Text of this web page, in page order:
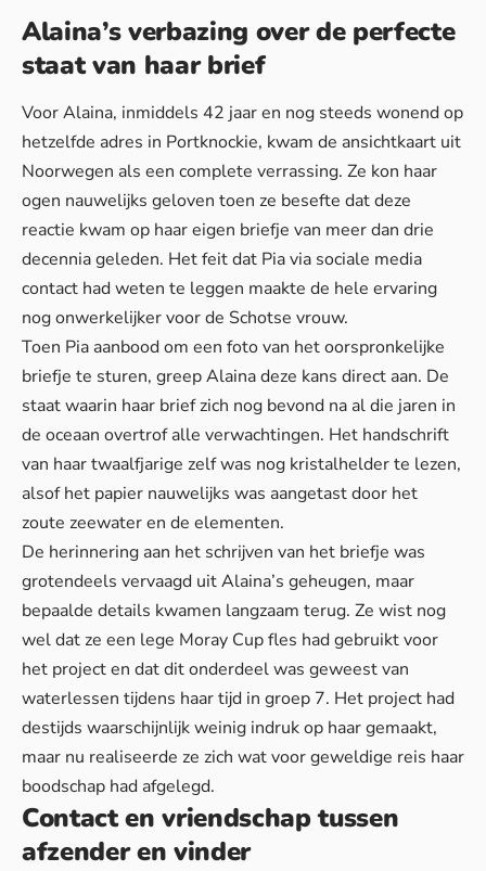
Alaina’s verbazing over de perfecte
staat van haar brief
Voor Alaina, inmiddels 42 jaar en nog steeds wonend op
hetzelfde adres in Portknockie, kwam de ansichtkaart uit
Noorwegen als een complete verrassing. Ze kon haar
ogen nauwelijks geloven toen ze besefte dat deze
reactie kwam op haar eigen briefje van meer dan drie
decennia geleden. Het feit dat Pia via sociale media
contact had weten te leggen maakte de hele ervaring
nog onwerkelijker voor de Schotse vrouw.
Toen Pia aanbood om een foto van het oorspronkelijke
briefje te sturen, greep Alaina deze kans direct aan. De
staat waarin haar briefzich nog bevond na al die jaren in
de oceaan overtrof alle verwachtingen. Het handschrift
van haar twaalfjarige zelf was nog kristalhelder te lezen,
alsof het papier nauwelijks was aangetast door het
zoute zeewater en de elementen.
De herinnering aan het schrijven van het briefje was
grotendeels vervaagd uit Alaina’s geheugen, maar
bepaalde details kwamen langzaam terug. Ze wist nog
wel dat ze een lege Moray Cup fles had gebruikt voor
het project en dat dit onderdeel was geweest van
waterlessen tijdens haar tijd in groep 7. Het project had
destijds waarschijnlijk weinig indruk op haar gemaakt,
maar nu realiseerde ze zich wat voor geweldige reis haar
boodschap had afgelegd.
Contact en vriendschap tussen
afzender en vinder